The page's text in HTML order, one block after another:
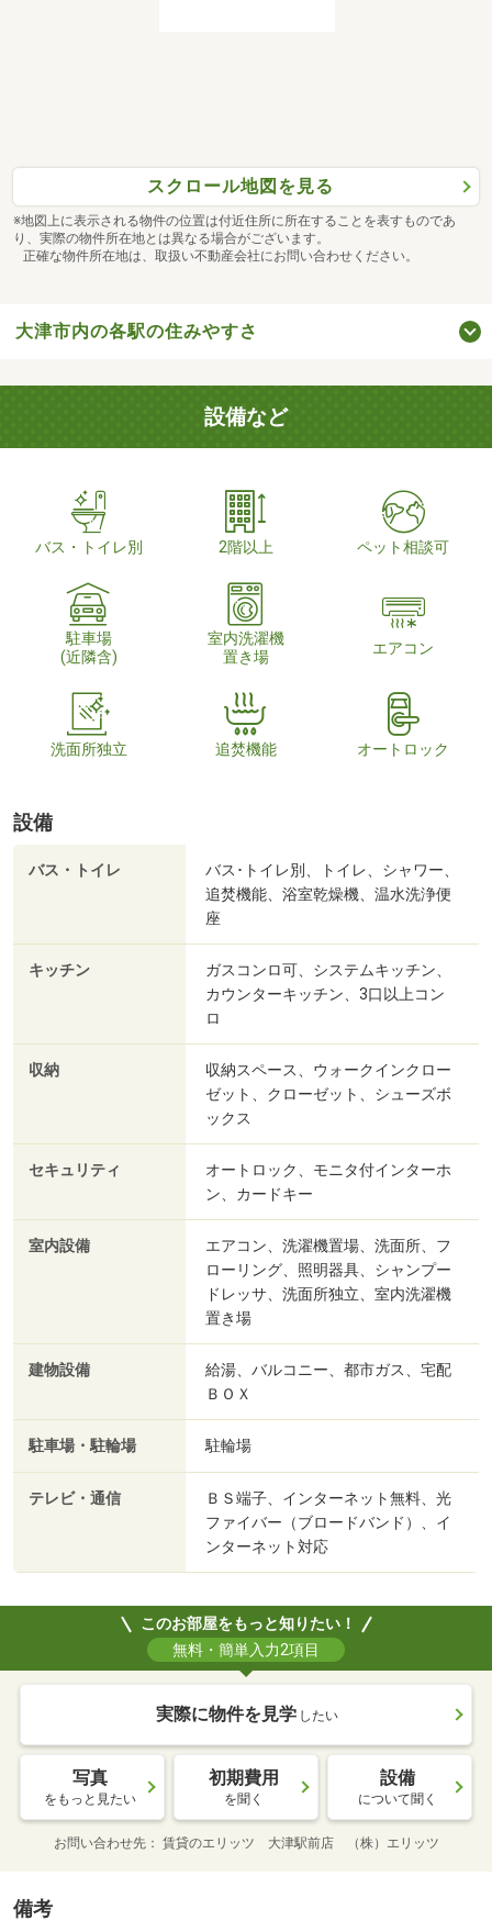
スクロール地図を見る
※地図上に表示される物件の位置は付近住所に所在することを表すものであ
り、実際の物件所在地とは異なる場合がございます。
正確な物件所在地は、取扱い不動産会社にお問い合わせください。
大津市内の各駅の住みやすさ
設備など
バス・トイレ別 2階以上 ペット相談可
駐車場
(近隣含)
室内洗濯機
置き場
エアコン
洗面所独立 追焚機能 オートロック
設備
バス・トイレ
バス･トイレ別、トイレ、シャワー、
追焚機能、浴室乾燥機、温水洗浄便
座
キッチン
ガスコンロ可、システムキッチン、
カウンターキッチン、3口以上コン
ロ
収納
収納スペース、ウォークインクロー
ゼット、クローゼット、シューズボ
ックス
セキュリティ
オートロック、モニタ付インターホ
ン、カードキー
室内設備
エアコン、洗濯機置場、洗面所、フ
ローリング、照明器具、シャンプー
ドレッサ、洗面所独立、室内洗濯機
置き場
建物設備
給湯、バルコニー、都市ガス、宅配
ＢＯＸ
駐車場・駐輪場 駐輪場
テレビ・通信
ＢＳ端子、インターネット無料、光
ファイバー（ブロードバンド）、イ
ンターネット対応
このお部屋をもっと知りたい！
無料・簡単入力2項目
実際に物件を見学 したい
写真
をもっと見たい
初期費用
を聞く
設備
について聞く
お問い合わせ先 賃貸のエリッツ 大津駅前店 （株）エリッツ
備考